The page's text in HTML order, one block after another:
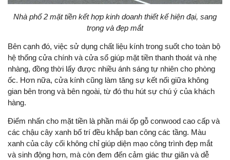
Nhà phố 2 mặt tiền kết hợp kinh doanh thiết kế hiện đại, sang
trọng và đẹp mắt
Bên cạnh đó, việc sử dụng chất liệu kính trong suốt cho toàn bộ
hệ thống cửa chính và cửa sổ giúp mặt tiền thanh thoát và nhẹ
nhàng, đồng thời lấy được nhiều ánh sáng tự nhiên cho phòng
ốc. Hơn nữa, cửa kính cũng làm tăng sự kết nối giữa không
gian bên trong và bên ngoài, từ đó thu hút sự chú ý của khách
hàng.
Điểm nhấn cho mặt tiền là phần mái ốp gỗ conwood cao cấp và
các chậu cây xanh bố trí đều khắp ban công các tầng. Màu
xanh của cây cối không chỉ giúp diện mạo công trình đẹp mắt
và sinh động hơn, mà còn đem đến cảm giác thư giãn và dễ